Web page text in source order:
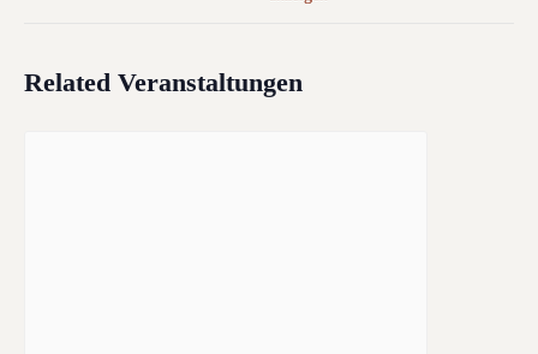
Related Veranstaltungen